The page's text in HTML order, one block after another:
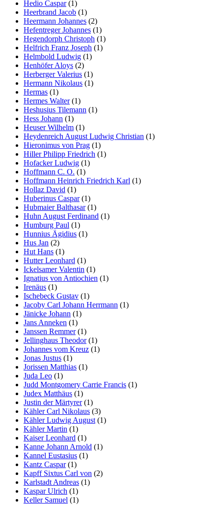
Hedio Caspar(1)
Heerbrand Jacob (1)
Heermann Johannes (2)
Hefentreger Johannes (1)
Hegendorph Christoph (1)
Helfrich Franz Joseph (1)
Helmbold Ludwig (1)
Henhöfer Aloys (2)
Herberger Valerius (1)
Hermann Nikolaus (1)
Hermas (1)
Hermes Walter(1)
Heshusius Tilemann (1)
Hess Johann (1)
Heuser Wilhelm (1)
Heydenreich August Ludwig Christian (1)
Hieronimus von Prag (1)
Hiller Philipp Friedrich (1)
Hofacker Ludwig (1)
Hoffmann C. O. (1)
Hoffmann Heinrich Friedrich Karl (1)
Hollaz David (1)
Huberinus Caspar(1)
Hubmaier Balthasar(1)
Huhn August Ferdinand (1)
Humburg Paul (1)
Hunnius Ägidius (1)
Hus Jan (2)
Hut Hans (1)
Hutter Leonhard (1)
Ickelsamer Valentin (1)
Ignatius von Antiochien (1)
Irenäus (1)
Ischebeck Gustav (1)
Jacoby Carl Johann Herrmann (1)
Jänicke Johann (1)
Jans Anneken (1)
Janssen Remmer(1)
Jellinghaus Theodor(1)
Johannes vom Kreuz (1)
Jonas Justus (1)
Jorissen Matthias (1)
Juda Leo (1)
Judd Montgomery Carrie Francis (1)
Judex Matthäus (1)
Justin der Märtyrer(1)
Kähler Carl Nikolaus (3)
Kähler Ludwig August (1)
Kähler Martin (1)
Kaiser Leonhard (1)
Kanne Johann Arnold (1)
Kannel Eustasius (1)
Kantz Caspar(1)
Kapff Sixtus Carl von (2)
Karlstadt Andreas (1)
Kaspar Ulrich (1)
Keller Samuel (1)